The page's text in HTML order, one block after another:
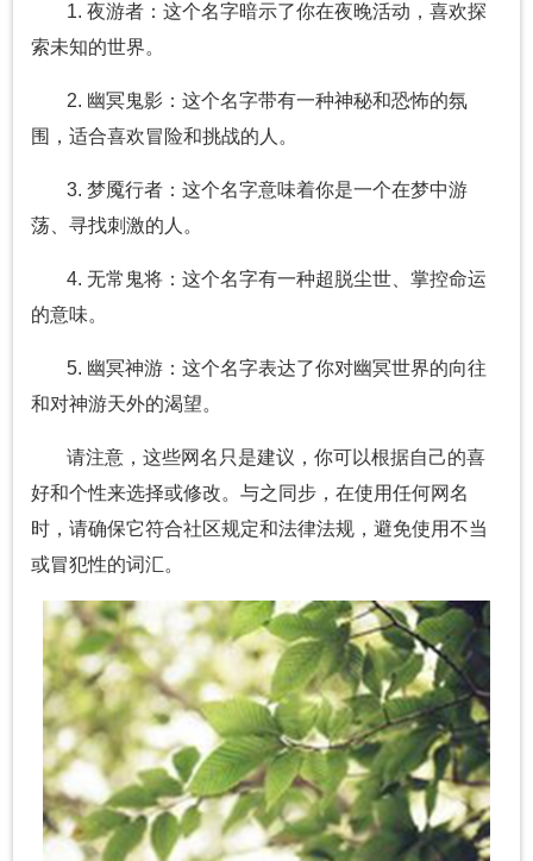
1. 夜游者：这个名字暗示了你在夜晚活动，喜欢探
索未知的世界。
2. 幽冥鬼影：这个名字带有一种神秘和恐怖的氛
围，适合喜欢冒险和挑战的人。
3. 梦魇行者：这个名字意味着你是一个在梦中游
荡、寻找刺激的人。
4. 无常鬼将：这个名字有一种超脱尘世、掌控命运
的意味。
5. 幽冥神游：这个名字表达了你对幽冥世界的向往
和对神游天外的渴望。
请注意，这些网名只是建议，你可以根据自己的喜
好和个性来选择或修改。与之同步，在使用任何网名
时，请确保它符合社区规定和法律法规，避免使用不当
或冒犯性的词汇。